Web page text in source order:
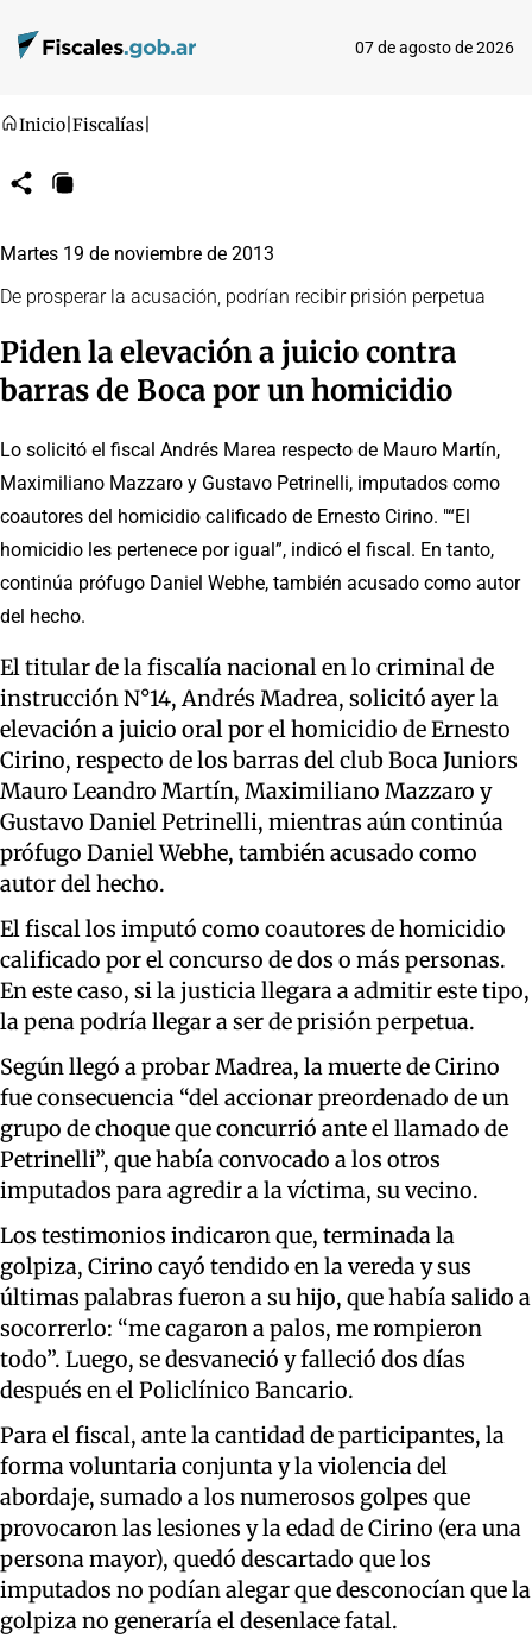
07 de agosto de 2026
Inicio Fiscalías
CompartirCopiar
Martes 19 de noviembre de 2013
De prosperar la acusación, podrían recibir prisión perpetua
Piden la elevación a juicio contra
barras de Boca por un homicidio
Lo solicitó el fiscal Andrés Marea respecto de Mauro Martín,
Maximiliano Mazzaro y Gustavo Petrinelli, imputados como
coautores del homicidio calificado de Ernesto Cirino. "“El
homicidio les pertenece por igual”, indicó el fiscal. En tanto,
continúa prófugo Daniel Webhe, también acusado como autor
del hecho.
El titular de la fiscalía nacional en lo criminal de
instrucción N°14, Andrés Madrea, solicitó ayer la
elevación a juicio oral por el homicidio de Ernesto
Cirino, respecto de los barras del club Boca Juniors
Mauro Leandro Martín, Maximiliano Mazzaro y
Gustavo Daniel Petrinelli, mientras aún continúa
prófugo Daniel Webhe, también acusado como
autor del hecho.
El fiscal los imputó como coautores de homicidio
calificado por el concurso de dos o más personas.
En este caso, si la justicia llegara a admitir este tipo,
la pena podría llegar a ser de prisión perpetua.
Según llegó a probar Madrea, la muerte de Cirino
fue consecuencia “del accionar preordenado de un
grupo de choque que concurrió ante el llamado de
Petrinelli”, que había convocado a los otros
imputados para agredir a la víctima, su vecino.
Los testimonios indicaron que, terminada la
golpiza, Cirino cayó tendido en la vereda y sus
últimas palabras fueron a su hijo, que había salido a
socorrerlo: “me cagaron a palos, me rompieron
todo”. Luego, se desvaneció y falleció dos días
después en el Policlínico Bancario.
Para el fiscal, ante la cantidad de participantes, la
forma voluntaria conjunta y la violencia del
abordaje, sumado a los numerosos golpes que
provocaron las lesiones y la edad de Cirino (era una
persona mayor), quedó descartado que los
imputados no podían alegar que desconocían que la
golpiza no generaría el desenlace fatal.